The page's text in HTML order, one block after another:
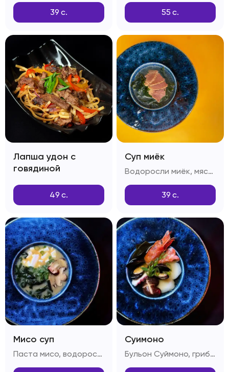
39 с. 55 с.
Лапша удон с
говядиной
49 с.
Суп миёк
Водоросли миёк, мясо говяжье, приправа дашида
39 с.
Мисо суп
Паста мисо, водоросли вакамэ, грибы шиитаке, сыр тоффу, зелень
Суимоно
Бульон Суймоно, грибы шиитаке, лангустины, креветки, мидии, морской гребешок, осьминог, зелень